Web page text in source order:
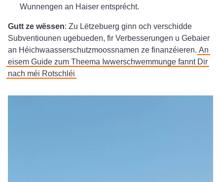
Wunnengen an Haiser entsprécht.
Gutt ze wëssen: Zu Lëtzebuerg ginn och verschidde
Subventiounen ugebueden, fir Verbesserungen u Gebaier
an Héichwaasserschutzmoossnamen ze finanzéieren. An
eisem Guide zum Theema Iwwerschwemmunge fannt Dir
nach méi Rotschléi